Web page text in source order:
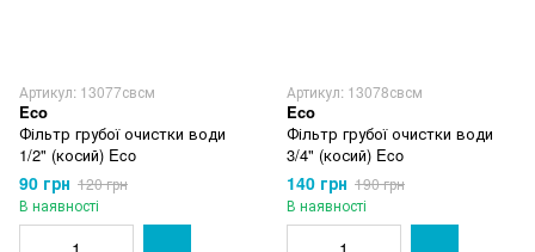
Артикул: 13077свсм
Eco
Фільтр грубої очистки води
1/2" (косий) Eco
90 грн 120 грн
В наявності
Артикул: 13078свсм
Eco
Фільтр грубої очистки води
3/4" (косий) Eco
140 грн 190 грн
В наявності